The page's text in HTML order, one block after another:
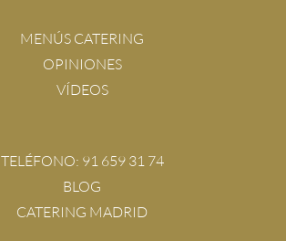
MENÚS CATERING
OPINIONES
VÍDEOS
TELÉFONO: 91 659 31 74
BLOG
CATERING MADRID